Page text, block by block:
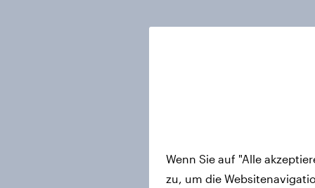
Wenn Sie auf "Alle
zu, um die